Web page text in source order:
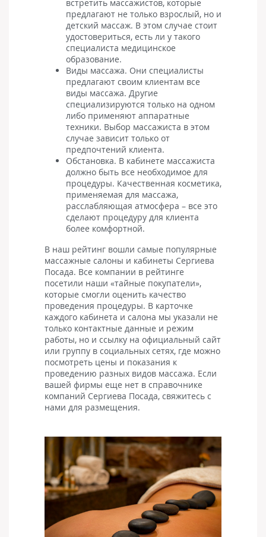
встретить массажистов, которые
предлагают не только взрослый, но и
детский массаж. В этом случае стоит
удостовериться, есть ли у такого
специалиста медицинское
образование.
Виды массажа. Они специалисты
предлагают своим клиентам все
виды массажа. Другие
специализируются только на одном
либо применяют аппаратные
техники. Выбор массажиста в этом
случае зависит только от
предпочтений клиента.
Обстановка. В кабинете массажиста
должно быть все необходимое для
процедуры. Качественная косметика,
применяемая для массажа,
расслабляющая атмосфера – все это
сделают процедуру для клиента
более комфортной.
В наш рейтинг вошли самые популярные
массажные салоны и кабинеты Сергиева
Посада. Все компании в рейтинге
посетили наши «тайные покупатели»,
которые смогли оценить качество
проведения процедуры. В карточке
каждого кабинета и салона мы указали не
только контактные данные и режим
работы, но и ссылку на официальный сайт
или группу в социальных сетях, где можно
посмотреть цены и показания к
проведению разных видов массажа. Если
вашей фирмы еще нет в справочнике
компаний Сергиева Посада, свяжитесь с
нами для размещения.